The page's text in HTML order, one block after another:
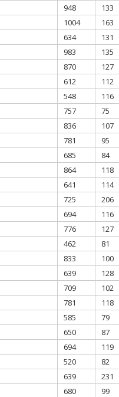
948
133
1004
163
634
131
983
135
870
127
612
112
548
116
757
75
836
107
781
95
685
84
864
118
641
114
725
206
694
116
776
127
462
81
833
100
639
128
709
102
781
118
585
79
650
87
694
119
520
82
639
231
680
99